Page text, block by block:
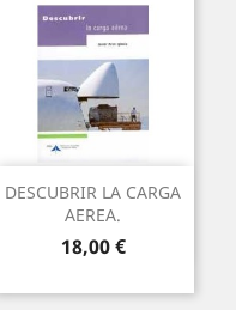
DESCUBRIR LA CARGA
AEREA.
Preu
18,00 €